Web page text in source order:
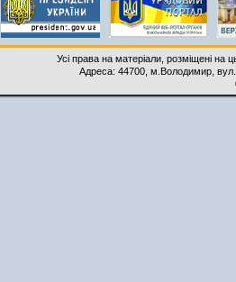
Усі права на матеріали, розміщені на
Адреса: 44700, м.Володимир,